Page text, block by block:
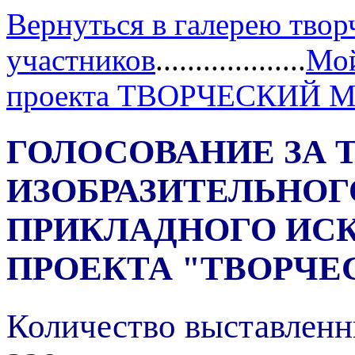
Вернуться в галерею
участников...................
проекта ТВОРЧЕСКИЙ
ГОЛОСОВАНИЕ ЗА
ПРИКЛАДНОГО
ПРОЕКТА
Количество